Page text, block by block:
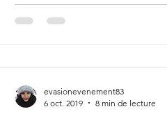
evasionevenement83
6 oct. 2019
8 min de lecture